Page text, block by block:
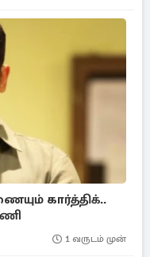
கார்த்திக்..
1 வருடம் முன்